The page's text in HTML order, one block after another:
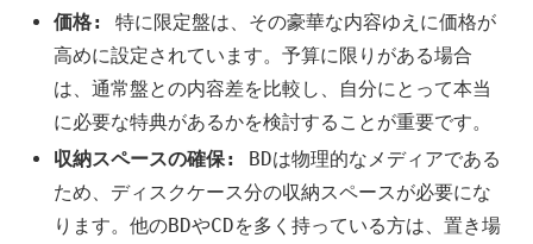
価格:
特に限定盤は、その豪華な内容ゆえに価格が
高めに設定されています。予算に限りがある場合
は、通常盤との内容差を比較し、自分にとって本当
に必要な特典があるかを検討することが重要です。
収納スペースの確保:
BDは物理的なメディアである
ため、ディスクケース分の収納スペースが必要にな
ります。他のBDやCDを多く持っている方は、置き場